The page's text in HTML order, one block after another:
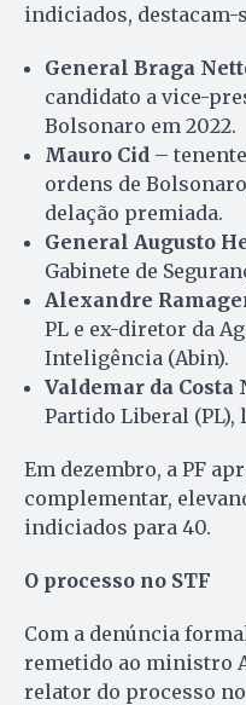
indiciados, destacam-
General Braga
candidato a vice-
Bolsonaro em 2022.
Mauro Cid –
ordens de
delação premiada.
General Augusto
Gabinete de
Alexandre
PL e ex-diretor da
Inteligência (Abin).
Valdemar da Costa
Partido Liberal (PL),
Em dezembro, a PF
complementar,
indiciados para 40.
O processo no STF
Com a denúncia
remetido ao ministro
relator do processo